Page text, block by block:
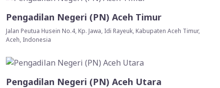
Pengadilan Negeri (PN) Aceh Timur
Jalan Peutua Husein No.4, Kp. Jawa, Idi Rayeuk, Kabupaten Aceh Timur,
Aceh, Indonesia
Pengadilan Negeri (PN) Aceh Utara